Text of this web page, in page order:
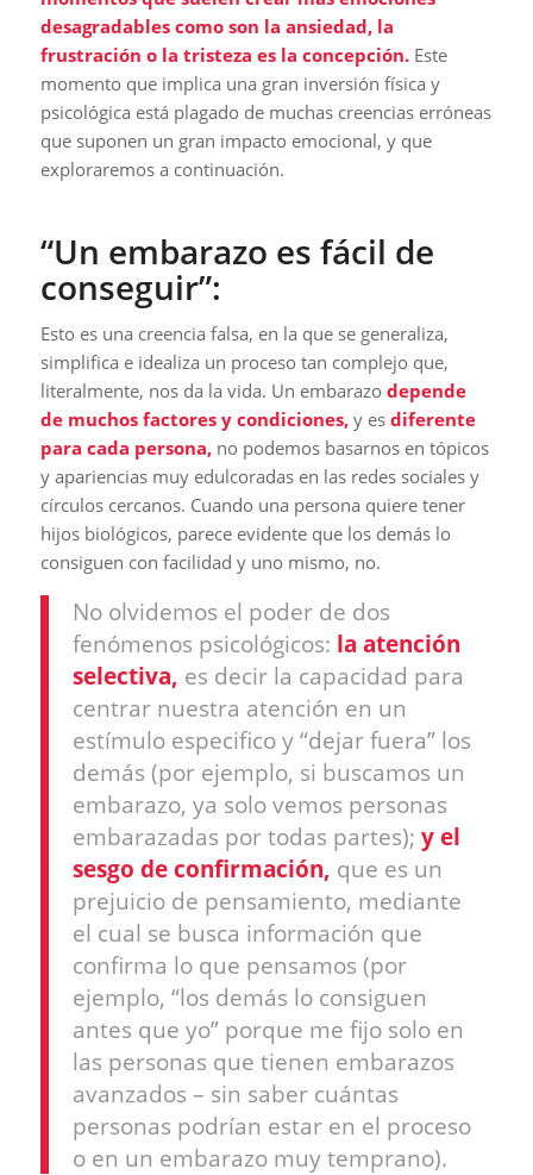
desagradables como son la ansiedad, la
frustración o la tristeza es la concepción.Este
momento que implica una gran inversión física y
psicológica está plagado de muchas creencias erróneas
que suponen un gran impacto emocional, y que
exploraremos a continuación.
“Un embarazo es fácil de
conseguir”:
Esto es una creencia falsa, en la que se generaliza,
simplifica e idealiza un proceso tan complejo que,
literalmente, nos da la vida. Un embarazo depende
de muchos factores y condiciones,y es diferente
para cada persona,no podemos basarnos en tópicos
y apariencias muy edulcoradas en las redes sociales y
círculos cercanos. Cuando una persona quiere tener
hijos biológicos, parece evidente que los demás lo
consiguen con facilidad y uno mismo, no.
No olvidemos el poder de dos
fenómenos psicológicos: la atención
selectiva, es decir la capacidad para
centrar nuestra atención en un
estímulo especifico y “dejar fuera” los
demás (por ejemplo, si buscamos un
embarazo, ya solo vemos personas
embarazadas por todas partes); y el
sesgo de confirmación, que es un
prejuicio de pensamiento, mediante
el cual se busca información que
confirma lo que pensamos (por
ejemplo, “los demás lo consiguen
antes que yo” porque me fijo solo en
las personas que tienen embarazos
avanzados – sin saber cuántas
personas podrían estar en el proceso
o en un embarazo muy temprano).